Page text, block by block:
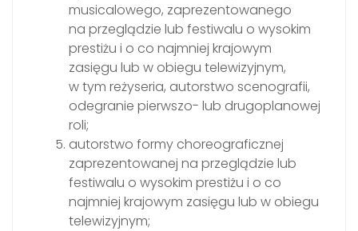
musicalowego, zaprezentowanego
na przeglądzie lub festiwalu o wysokim
prestiżu i o co najmniej krajowym
zasięgu lub w obiegu telewizyjnym,
w tym reżyseria, autorstwo scenografii,
odegranie pierwszo- lub drugoplanowej
roli;
autorstwo formy choreograficznej
zaprezentowanej na przeglądzie lub
festiwalu o wysokim prestiżu i o co
najmniej krajowym zasięgu lub w obiegu
telewizyjnym;